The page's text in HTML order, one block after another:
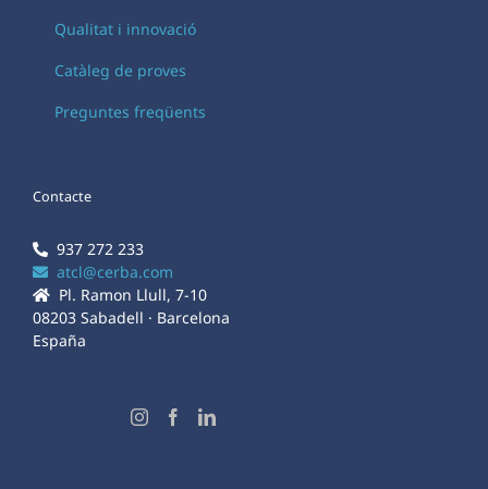
Qualitat i innovació
Catàleg de proves
Preguntes freqüents
Contacte
937 272 233
atcl@cerba.com
Pl. Ramon Llull, 7-10
08203 Sabadell · Barcelona
España